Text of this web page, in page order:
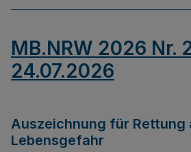
MB.NRW 2026 Nr.
24.07.2026
Auszeichnung für Rettung
Lebensgefahr